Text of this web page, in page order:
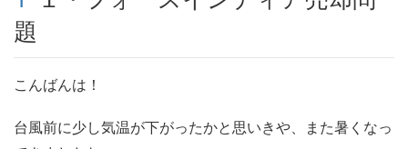
題
こんばんは！
台風前に少し気温が下がったかと思いきや、また暑くなっ